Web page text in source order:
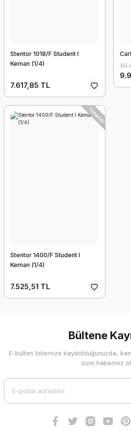
Stentor 1018/F Student I
Keman (1/4)
7.617,85 TL
Tükendi
Stentor 1400/F Student I
Keman (1/4)
7.525,51 TL
Bültene
E-bülten listemize kaydolduğunuzda,
sizin haberiniz